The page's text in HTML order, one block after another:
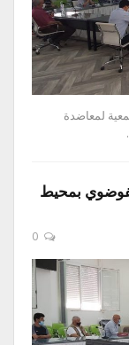
لمعاضدة
بمحيط